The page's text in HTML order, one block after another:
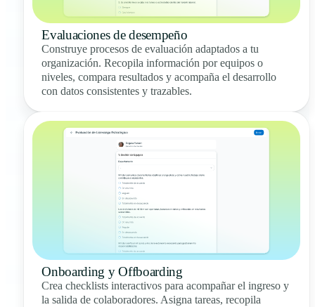
Evaluaciones de desempeño
Construye procesos de evaluación adaptados a tu
organización. Recopila información por equipos o
niveles, compara resultados y acompaña el desarrollo
con datos consistentes y trazables.
Onboarding y Offboarding
Crea checklists interactivos para acompañar el ingreso y
la salida de colaboradores. Asigna tareas, recopila